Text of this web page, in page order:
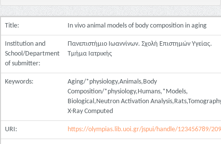
Title: In vivo animal models of body composition in aging
Institution and
School/Department
of submitter:
Πανεπιστήμιο Ιωαννίνων. Σχολή Επιστημών Υγείας.
Τμήμα Ιατρικής
Keywords:
Aging/*physiology,Animals,Body
Composition/*physiology,Humans,*Models,
Biological,Neutron Activation
X-Ray Computed
URI: https://olympias.lib.uoi.gr/jspui/handle/123456789/